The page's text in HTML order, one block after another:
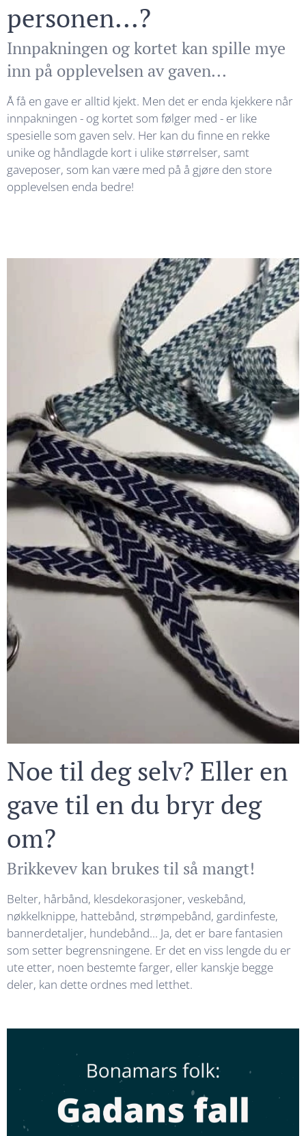
personen...?
Innpakningen og kortet kan spille mye
inn på opplevelsen av gaven...
Å få en gave er alltid kjekt. Men det er enda kjekkere når
innpakningen - og kortet som følger med - er like
spesielle som gaven selv. Her kan du finne en rekke
unike og håndlagde kort i ulike størrelser, samt
gaveposer, som kan være med på å gjøre den store
opplevelsen enda bedre!
Noe til deg selv? Eller en
gave til en du bryr deg
om?
Brikkevev kan brukes til så mangt!
Belter, hårbånd, klesdekorasjoner, veskebånd,
nøkkelknippe, hattebånd, strømpebånd, gardinfeste,
bannerdetaljer, hundebånd... Ja, det er bare fantasien
som setter begrensningene. Er det en viss lengde du er
ute etter, noen bestemte farger, eller kanskje begge
deler, kan dette ordnes med letthet.